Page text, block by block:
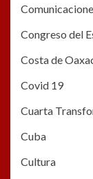
Congreso del
Costa de
Covid 19
Cuarta
Cuba
Cultura